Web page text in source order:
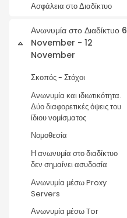
Ασφάλεια στο Διαδίκτυο
Collapse
Ανωνυμία στο Διαδίκτυο 6
November - 12
November
Σκοπός - Στόχοι
Ανωνυμία και ιδιωτικότητα.
Δύο διαφορετικές όψεις του
ίδιου νομίσματος
Νομοθεσία
Η ανωνυμία στο διαδίκτυο
δεν σημαίνει ασυδοσία
Ανωνυμία μέσω Proxy
Servers
Ανωνυμία μέσω Tor